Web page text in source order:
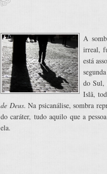
A
irreal,
está
do Sul,
Islã,
de Deus. Na psicanálise, sombra
do caráter, tudo aquilo que a
ela.